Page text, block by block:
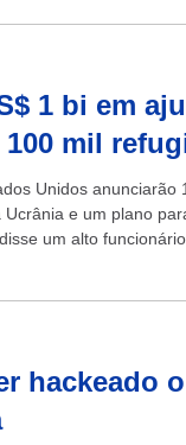
1 bi em
100 mil
Unidos anunciarão
e um plano
um alto
hackeado